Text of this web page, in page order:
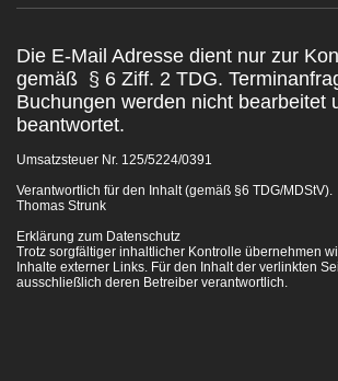
Die E-Mail Adresse dient nur zur
gemäß § 6 Ziff. 2 TDG.
Buchungen werden nicht bearbeitet
beantwortet.
Umsatzsteuer Nr. 125/5224/0391
Verantwortlich für den Inhalt (gemäß §6 TDG/MDStV).
Thomas Strunk
Erklärung zum Datenschutz
Trotz sorgfältiger inhaltlicher Kontrolle übernehmen
Inhalte externer Links. Für den Inhalt der verlinkten
ausschließlich deren Betreiber verantwortlich.